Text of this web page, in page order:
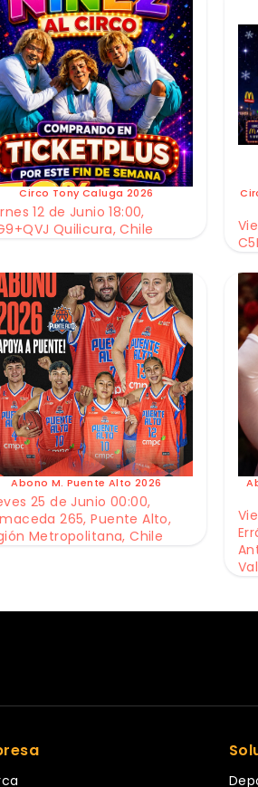
Circo Tony Caluga 2026
12 de Junio 18:00,
Quilicura, Chile
Abono M. Puente Alto 2026
25 de Junio 00:00,
265, Puente Alto,
Metropolitana, Chile